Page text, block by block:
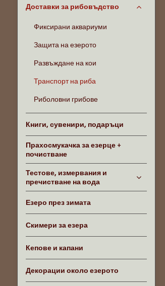
Доставки за рибовъдство
Фиксирани аквариуми
Защита на езерото
Развъждане на кои
Транспорт на риба
Риболовни грибове
Книги, сувенири, подаръци
Прахосмукачка за езерце +
почистване
Тестове, измервания и
пречистване на вода
Езеро през зимата
Скимери за езера
Кепове и капани
Декорации около езерото